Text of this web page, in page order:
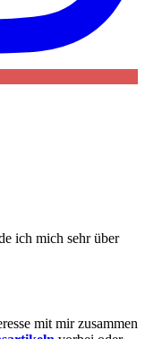
ich mich sehr über
mit mir zusammen